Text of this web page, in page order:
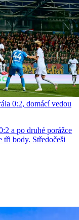
0:2, domácí vedou
a po druhé porážce
tři body. Středočeši